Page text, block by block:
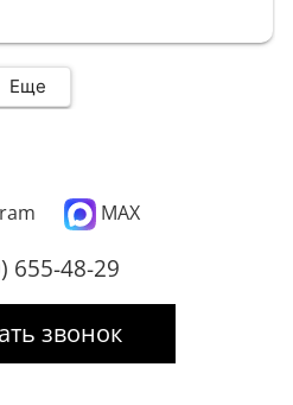
большое спасибо
Еще
MAX
655-48-29
звонок